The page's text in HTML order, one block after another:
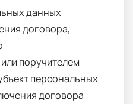
данных
договора,
поручителем
персональных
договора